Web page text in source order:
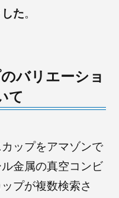
た。
バリエーショ
て
ップをアマゾンで
金属の真空コンビ
プが複数検索さ